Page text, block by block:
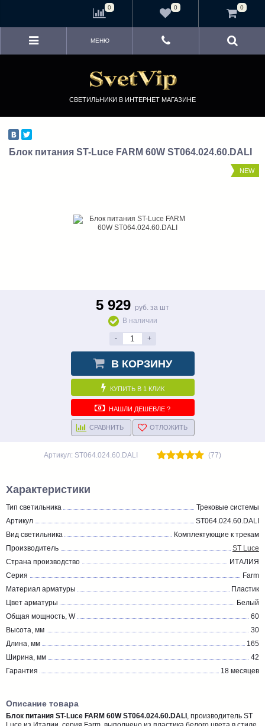
СВЕТИЛЬНИКИ В ИНТЕРНЕТ МАГАЗИНЕ
МЕНЮ
Блок питания ST-Luce FARM 60W ST064.024.60.DALI
NEW
5 929 руб. за шт
В наличии
- +
В КОРЗИНУ
КУПИТЬ В 1 КЛИК
НАШЛИ ДЕШЕВЛЕ ?
СРАВНИТЬ ОТЛОЖИТЬ
Артикул: ST064.024.60.DALI (77)
Характеристики
Тип светильника
Трековые системы
Артикул
ST064.024.60.DALI
Вид светильника
Комплектующие к трекам
Производитель
ST Luce
Страна производство
ИТАЛИЯ
Серия
Farm
Материал арматуры
Пластик
Цвет арматуры
Белый
Общая мощность, W
60
Высота, мм
30
Длина, мм
165
Ширина, мм
42
Гарантия
18 месяцев
Описание товара
Блок питания ST-Luce FARM 60W ST064.024.60.DALI , производитель ST
0 0 0